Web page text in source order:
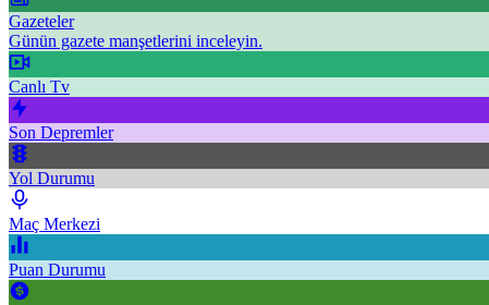
Gazeteler
Günün gazete manşetlerini inceleyin.
Canlı Tv
Son Depremler
Yol Durumu
Maç Merkezi
Puan Durumu